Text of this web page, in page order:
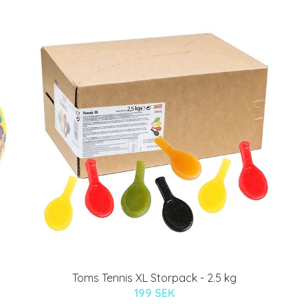
Toms Tennis XL Storpack - 2.5 kg
199 SEK